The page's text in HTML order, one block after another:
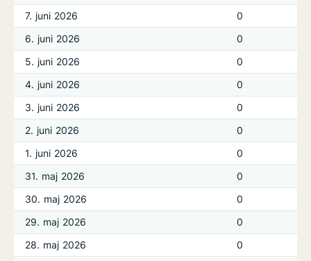
7. juni 2026
0
6. juni 2026
0
5. juni 2026
0
4. juni 2026
0
3. juni 2026
0
2. juni 2026
0
1. juni 2026
0
31. maj 2026
0
30. maj 2026
0
29. maj 2026
0
28. maj 2026
0